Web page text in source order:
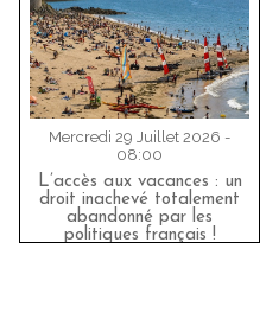
Mercredi 29 Juillet 2026 -
08:00
L’accès aux vacances : un
droit inachevé totalement
abandonné par les
politiques français !